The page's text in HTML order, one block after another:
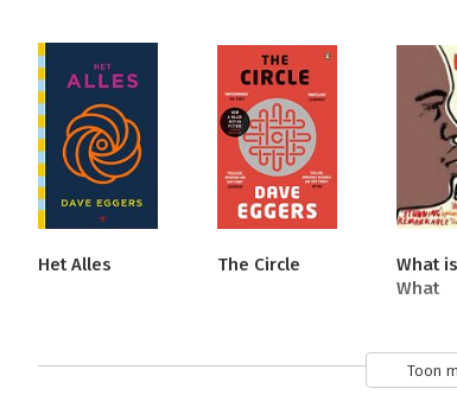
Het Alles The Circle
What
What
Toon